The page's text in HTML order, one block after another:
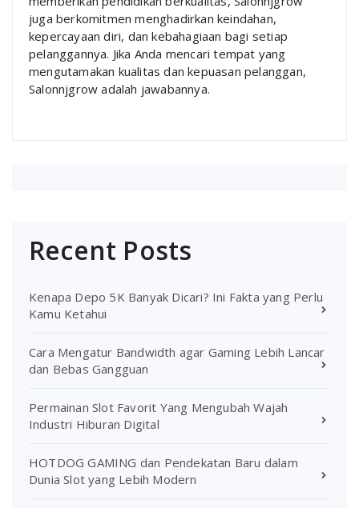
juga berkomitmen menghadirkan keindahan,
kepercayaan diri, dan kebahagiaan bagi setiap
pelanggannya. Jika Anda mencari tempat yang
mengutamakan kualitas dan kepuasan pelanggan,
Salonnjgrow adalah jawabannya.
Recent Posts
Kenapa Depo 5K Banyak Dicari? Ini Fakta yang Perlu
Kamu Ketahui
Cara Mengatur Bandwidth agar Gaming Lebih Lancar
dan Bebas Gangguan
Permainan Slot Favorit Yang Mengubah Wajah
Industri Hiburan Digital
HOTDOG GAMING dan Pendekatan Baru dalam
Dunia Slot yang Lebih Modern